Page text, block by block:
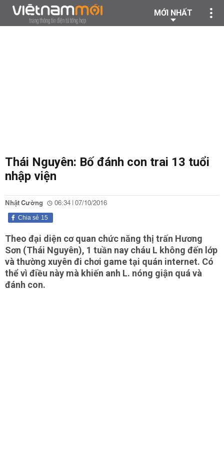
MỚI NHẤT
Thái Nguyên: Bố đánh con trai 13 tuổi
nhập viện
Nhật Cường 06:34 | 07/10/2016
15
Chia sẻ
Theo đại diện cơ quan chức năng thị trấn Hương
Sơn (Thái Nguyên), 1 tuần nay cháu L không đến lớp
và thường xuyên đi chơi game tại quán internet. Có
thể vì điều này mà khiến anh L. nóng giận quá và
đánh con.